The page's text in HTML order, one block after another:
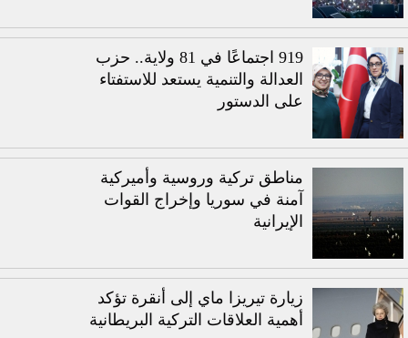
919 اجتماعًا في 81 ولاية.. حزب
العدالة والتنمية يستعد للاستفتاء
على الدستور
مناطق تركية وروسية وأميركية
آمنة في سوريا وإخراج القوات
الإيرانية
زيارة تيريزا ماي إلى أنقرة تؤكد
أهمية العلاقات التركية البريطانية